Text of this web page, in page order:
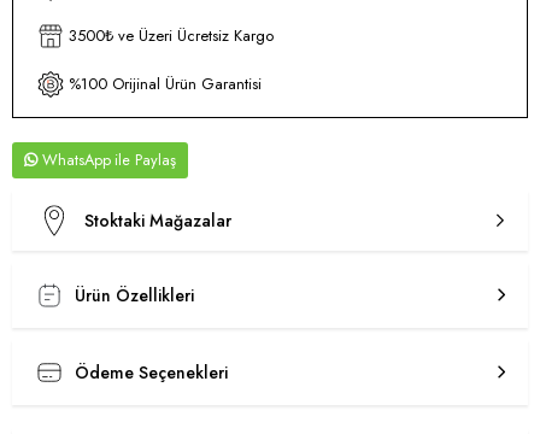
3500₺ ve Üzeri Ücretsiz Kargo
%100 Orijinal Ürün Garantisi
WhatsApp
Stoktaki Mağazalar
Ürün Özellikleri
Ödeme Seçenekleri